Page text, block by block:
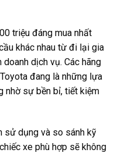
triệu đáng mua nhất
khác nhau từ đi lại gia
dịch vụ. Các hãng
đang là những lựa
nhờ sự bền bỉ, tiết kiệm
sử dụng và so sánh kỹ
xe phù hợp sẽ không